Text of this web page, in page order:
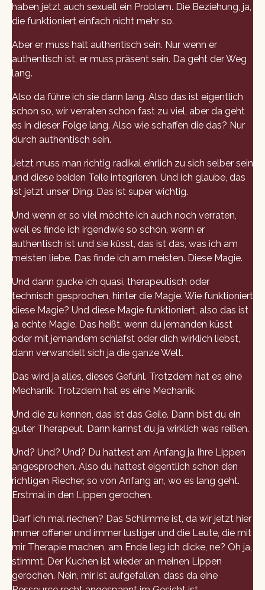
haben jetzt auch sexuell ein Problem. Die Beziehung, ja,
die funktioniert einfach nicht mehr so.
Aber er muss halt authentisch sein. Nur wenn er
authentisch ist, er muss präsent sein. Da geht der Weg
lang.
Also da führe ich sie dann lang. Also das ist eigentlich
schon so, wir verraten schon fast zu viel, aber da geht
es in dieser Folge lang. Also wie schaffen die das? Nur
durch authentisch sein.
Jetzt muss man richtig radikal ehrlich zu sich selber sein
und diese beiden Teile integrieren. Und ich glaube, das
ist jetzt unser Ding. Das ist super wichtig.
Und wenn er, so viel möchte ich auch noch verraten,
weil es finde ich irgendwie so schön, wenn er
authentisch ist und sie küsst, das ist das, was ich am
meisten liebe. Das finde ich am meisten. Diese Magie.
Und dann gucke ich quasi, therapeutisch oder
technisch gesprochen, hinter die Magie. Wie funktioniert
diese Magie? Und diese Magie funktioniert, also das ist
ja echte Magie. Das heißt, wenn du jemanden küsst
oder mit jemandem schläfst oder dich wirklich liebst,
dann verwandelt sich ja die ganze Welt.
Das wird ja alles, dieses Gefühl. Trotzdem hat es eine
Mechanik. Trotzdem hat es eine Mechanik.
Und die zu kennen, das ist das Geile. Dann bist du ein
guter Therapeut. Dann kannst du ja wirklich was reißen.
Und? Und? Und? Du hattest am Anfang ja Ihre Lippen
angesprochen. Also du hattest eigentlich schon den
richtigen Riecher, so von Anfang an, wo es lang geht.
Erstmal in den Lippen gerochen.
Darf ich mal riechen? Das Schlimme ist, da wir jetzt hier
immer offener und immer lustiger und die Leute, die mit
mir Therapie machen, am Ende lieg ich dicke, ne? Oh ja,
stimmt. Der Kuchen ist wieder an meinen Lippen
gerochen. Nein, mir ist aufgefallen, dass da eine